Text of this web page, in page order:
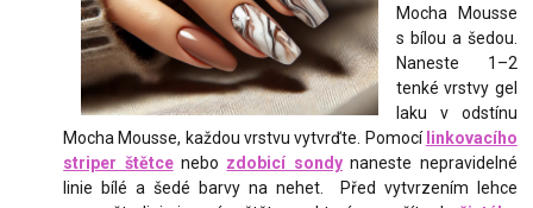
Mocha Mousse
s bílou a šedou.
Naneste 1–2
tenké vrstvy gel
laku v odstínu
Mocha Mousse, každou vrstvu vytvrďte. Pomocí linkovacího
striper štětcenebo zdobicí sondynaneste nepravidelné
linie bílé a šedé barvy na nehet. Před vytvrzením lehce